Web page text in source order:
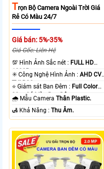
TRọn Bộ Camera Ngoài Trời Giá
Rẻ Có Màu 24/7
Giá bán: 5%-35%
Giá Gốc: Liên Hệ
💯 Hình Ảnh Sắc nét : FULL HD
1080P .
✳️ Công Nghệ Hình Ảnh :AHD CVI
TVI BCS.
⭐ Giám sát Ban Đêm : Full Color
20m Có Màu Ban Ðêm.
🌧️ Mẫu CameraThân Plastic.
️🛃 Khả Năng :Thu Âm.